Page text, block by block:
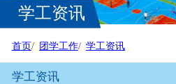
学工资讯
首页 团学工作 学工资讯
学工资讯